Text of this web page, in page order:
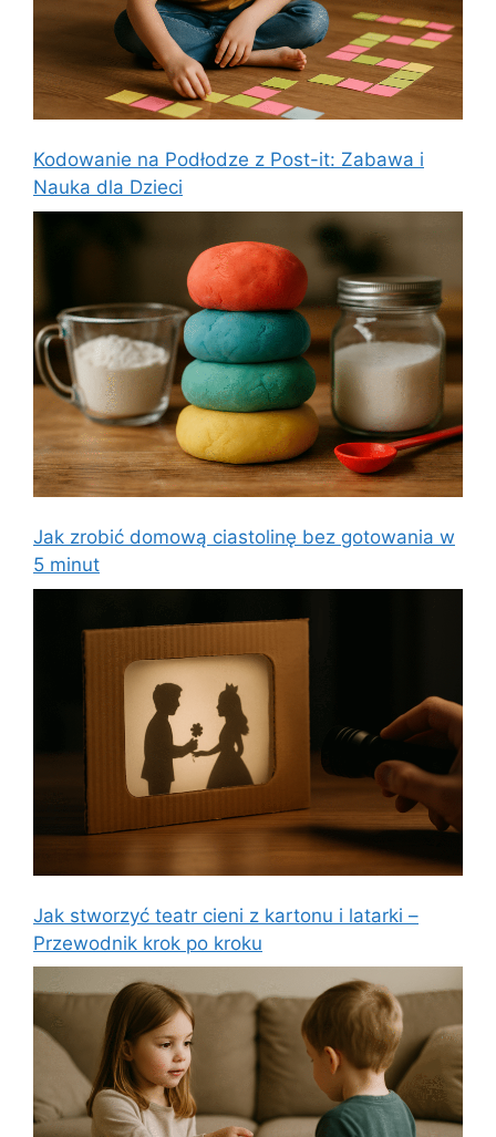
Kodowanie na Podłodze z Post-it: Zabawa i
Nauka dla Dzieci
Jak zrobić domową ciastolinę bez gotowania w
5 minut
Jak stworzyć teatr cieni z kartonu i latarki –
Przewodnik krok po kroku